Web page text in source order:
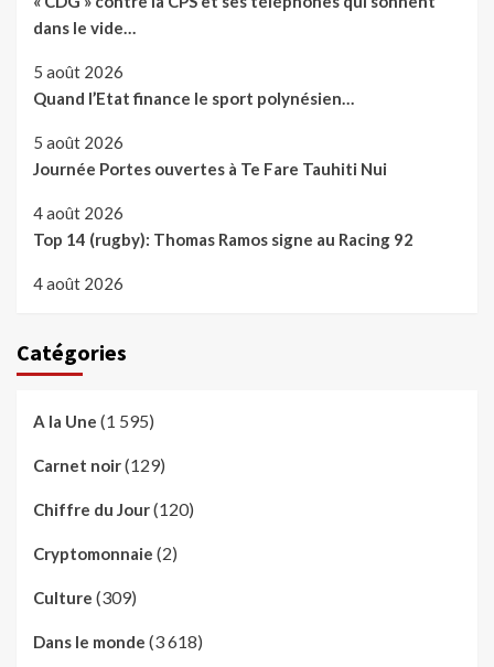
dans le vide…
5 août 2026
Quand l’Etat finance le sport polynésien…
5 août 2026
Journée Portes ouvertes à Te Fare Tauhiti Nui
4 août 2026
Top 14 (rugby): Thomas Ramos signe au Racing 92
4 août 2026
Catégories
A la Une (1 595)
Carnet noir(129)
Chiffre du Jour(120)
Cryptomonnaie (2)
Culture (309)
Dans le monde (3 618)